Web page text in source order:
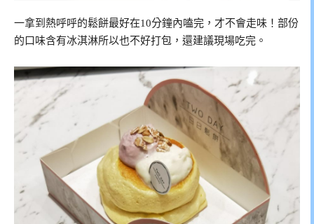
一拿到熱呼呼的鬆餅最好在10分鐘內嗑完，才不會走味！部份
的口味含有冰淇淋所以也不好打包，還建議現場吃完。